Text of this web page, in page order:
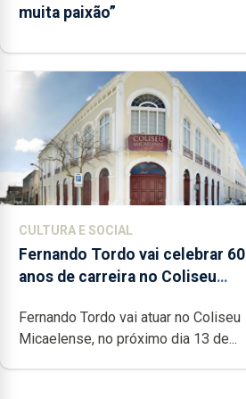
muita paixão”
CULTURA E SOCIAL
Fernando Tordo vai celebrar 60
anos de carreira no Coliseu
Fernando Tordo vai atuar no Coliseu
Micaelense, no próximo dia 13 de...